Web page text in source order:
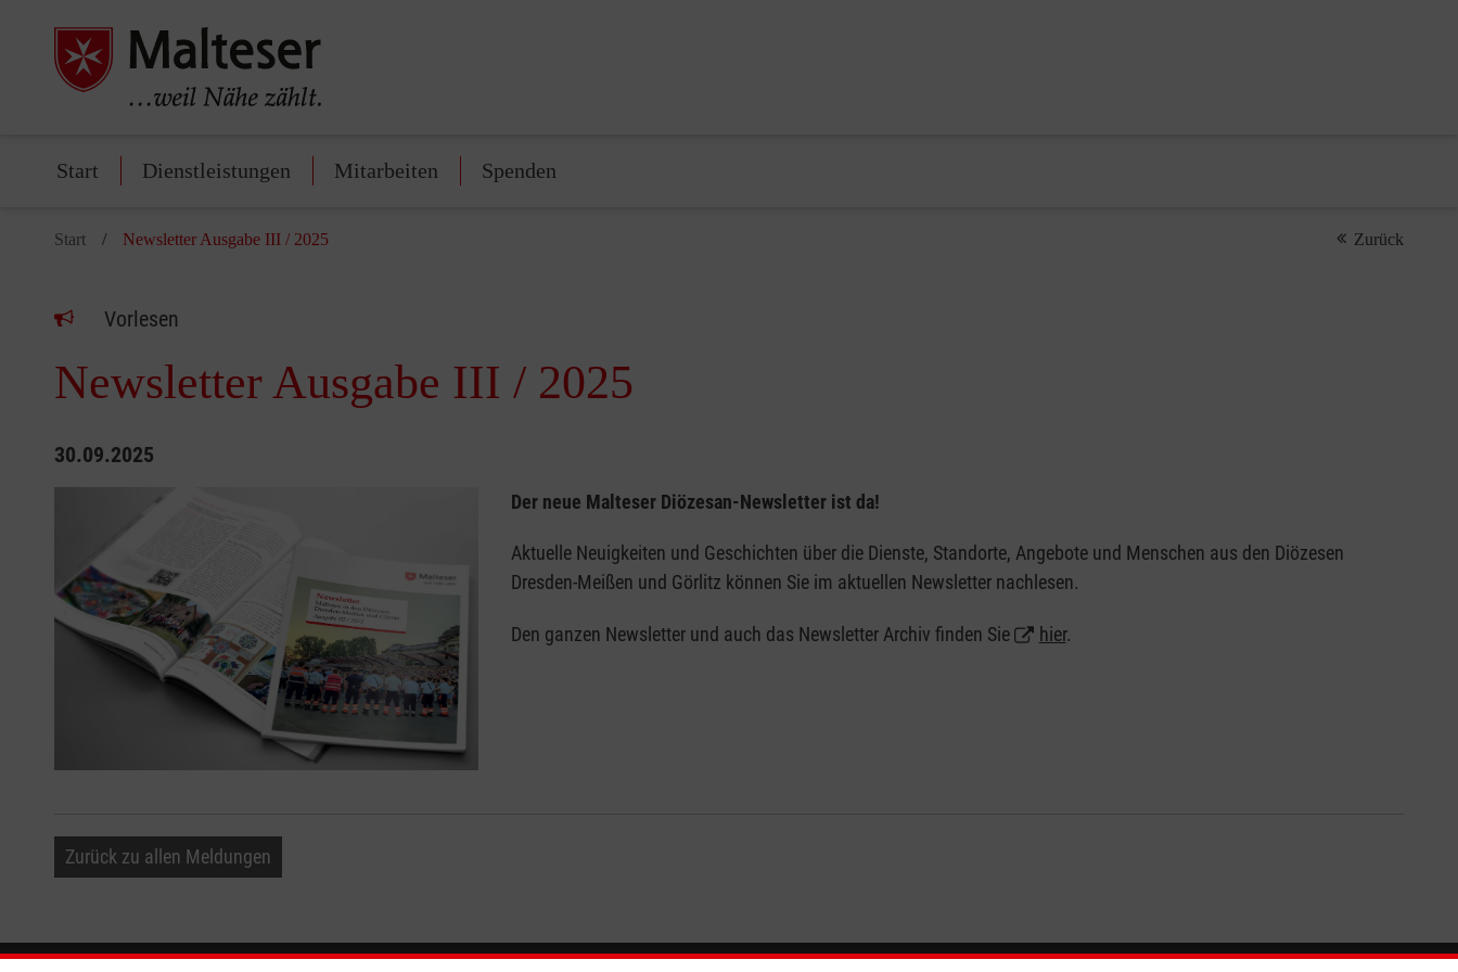
Start Dienstleistungen Mitarbeiten Spenden
Start Newsletter Ausgabe III / 2025 Zurück
Vorlesen
Newsletter Ausgabe III / 2025
30.09.2025
Der neue Malteser Diözesan-Newsletter ist da!
Aktuelle Neuigkeiten und Geschichten über die Dienste, Standorte, Angebote und Menschen aus den Diözesen
Dresden-Meißen und Görlitz können Sie im aktuellen Newsletter nachlesen.
Den ganzen Newsletter und auch das Newsletter Archiv finden Sie hier.
Zurück zu allen Meldungen